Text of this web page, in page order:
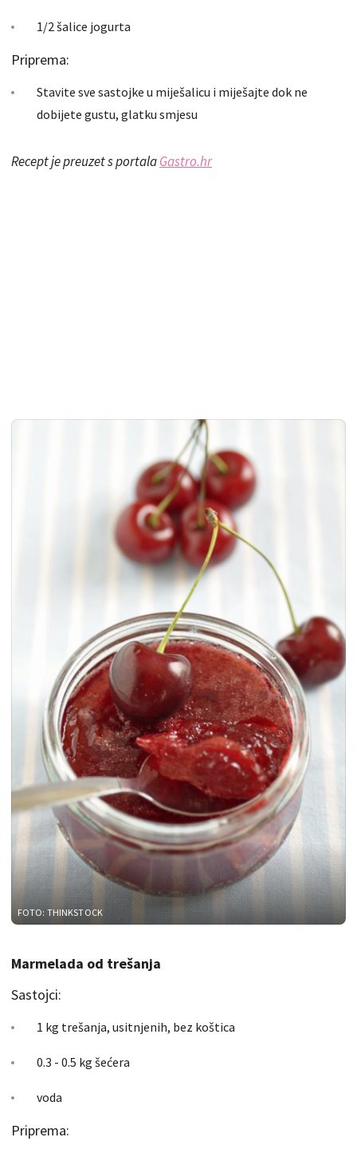
1/2 šalice jogurta
Priprema:
Stavite sve sastojke u miješalicu i miješajte dok ne
dobijete gustu, glatku smjesu
Recept je preuzet s portalaGastro.hr
FOTO: THINKSTOCK
Marmelada od trešanja
Sastojci:
1 kg trešanja, usitnjenih, bez koštica
0.3 - 0.5 kg šećera
voda
Priprema: